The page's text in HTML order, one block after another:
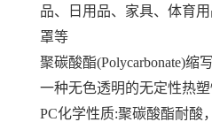
品、日用品、家具、体育
罩等
聚碳酸酯(Polycarbonate)缩
一种无色透明的无定性热塑
PC化学性质:聚碳酸酯耐酸